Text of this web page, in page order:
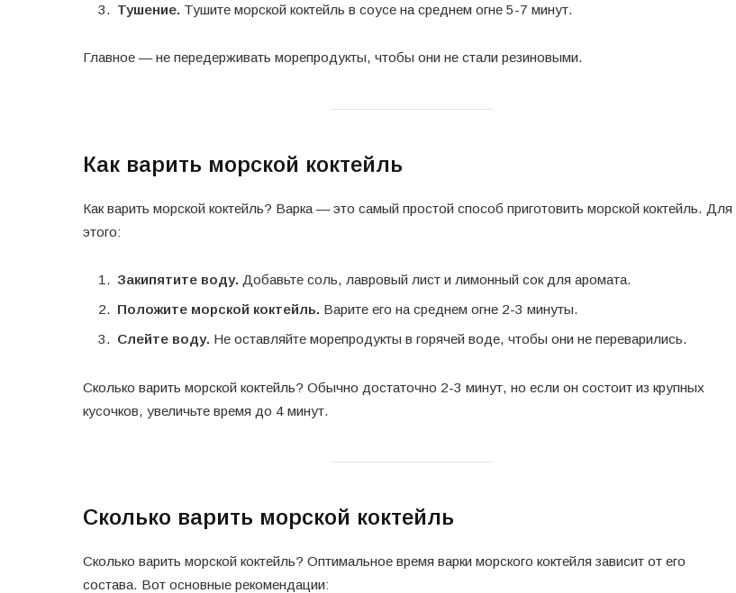
Тушение. Тушите морской коктейль в соусе на среднем огне 5-7 минут.
Главное — не передерживать морепродукты, чтобы они не стали резиновыми.
Как варить морской коктейль
Как варить морской коктейль? Варка — это самый простой способ приготовить морской коктейль. Для
этого:
Закипятите воду. Добавьте соль, лавровый лист и лимонный сок для аромата.
Положите морской коктейль. Варите его на среднем огне 2-3 минуты.
Слейте воду. Не оставляйте морепродукты в горячей воде, чтобы они не переварились.
Сколько варить морской коктейль? Обычно достаточно 2-3 минут, но если он состоит из крупных
кусочков, увеличьте время до 4 минут.
Сколько варить морской коктейль
Сколько варить морской коктейль? Оптимальное время варки морского коктейля зависит от его
состава. Вот основные рекомендации: